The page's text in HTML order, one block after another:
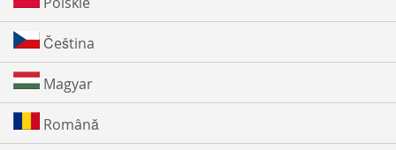
Čeština
Magyar
Română